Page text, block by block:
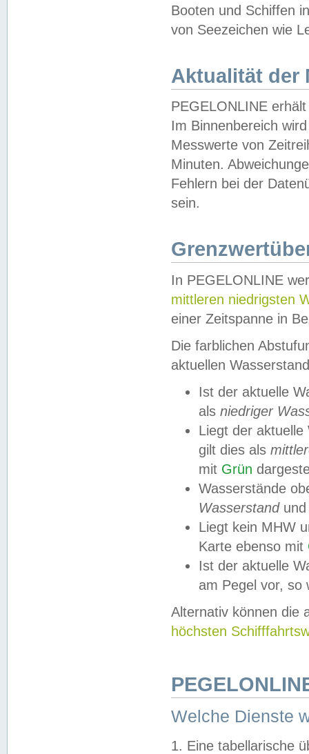
Booten und Schiffen
von Seezeichen wie
Aktualität der
PEGELONLINE
Im Binnenbereich
Messwerte von
Minuten.
Fehlern bei der
sein.
In PEGELONLINE
mittleren niedrigsten
einer Zeitspanne in
Die farblichen
aktuellen
Ist der aktuelle
als niedriger
Liegt der
gilt dies als
mit Grün
Wasserstände
Wasserstandund
Liegt kein MHW
Karte ebenso mit
Ist der aktuelle
am Pegel vor,
Alternativ können die
höchsten
Welche Dienste
1. Eine tabellarische